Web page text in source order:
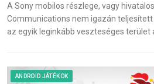
A Sony mobilos részlege, vagy
Communications nem igazán teljesített
az egyik leginkább veszteséges terület
ANDROID JÁTÉKOK